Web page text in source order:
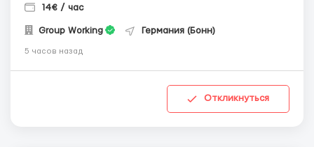
14€ / час
Group Working Германия (Бонн)
5 часов назад
Откликнуться